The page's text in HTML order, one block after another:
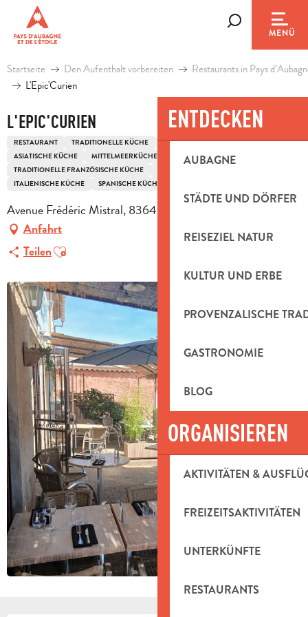
contenu
principal
MENÜ
ENTDECKEN
AUBAGNE
STÄDTE UND DÖRFER
REISEZIEL NATUR
KULTUR UND ERBE
PROVENZALISCHE
GASTRONOMIE
BLOG
ORGANISIEREN
AKTIVITÄTEN &
FREIZEITSAKTIVITÄTEN
UNTERKÜNFTE
RESTAURANTS
Startseite Den Aufenthalt vorbereiten
Restaurants in Pays
L'Epic'Curien
L'EPIC'CURIEN
RESTAURANT TRADITIONELLE KÜCHE
TANZENDES RESTAURANT
ASIATISCHE KÜCHE
MITTELMEERKÜCHE
TRADITIONELLE FRANZÖSISCHE KÜCHE
ITALIENISCHE KÜCHE
SPANISCHE KÜCHE
Avenue Frédéric Mistral, 83640 Saint-Zacharie
Anfahrt
TeilenAjouter aux favoris